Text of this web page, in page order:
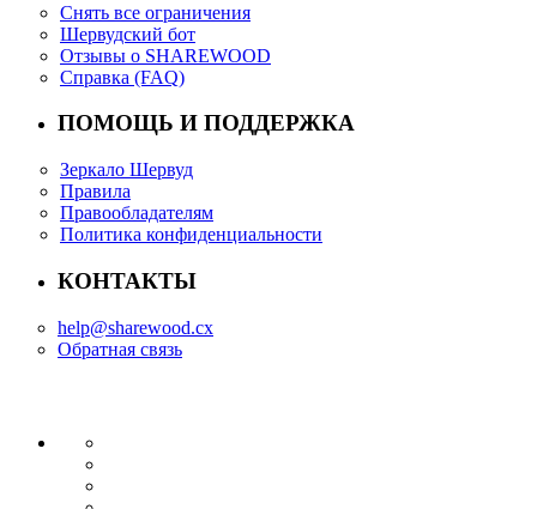
Снять все ограничения
Шервудский бот
Отзывы о SHAREWOOD
Справка (FAQ)
ПОМОЩЬ И ПОДДЕРЖКА
Зеркало Шервуд
Правила
Правообладателям
Политика конфиденциальности
КОНТАКТЫ
help@sharewood.cx
Обратная связь